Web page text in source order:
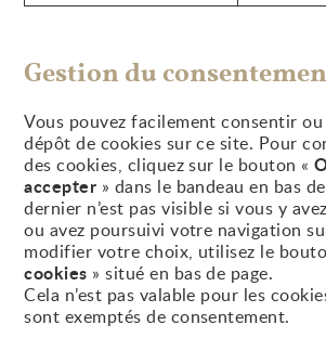
Gestion du
Vous pouvez facilement consentir
dépôt de cookies sur ce site. Pour
des cookies, cliquez sur le bouton «
accepter » dans le bandeau en bas
dernier n’est pas visible si vous y
ou avez poursuivi votre navigation
modifier votre choix, utilisez le
cookies » situé en bas de page.
Cela n’est pas valable pour les
sont exemptés de consentement.